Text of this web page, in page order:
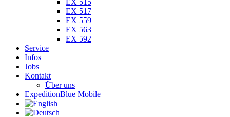
EX 517
EX 559
EX 563
EX 592
Service
Infos
Jobs
Kontakt
Über uns
ExpeditionBlue Mobile